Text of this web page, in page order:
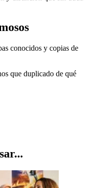
conocidos y copias de
que duplicado de qué